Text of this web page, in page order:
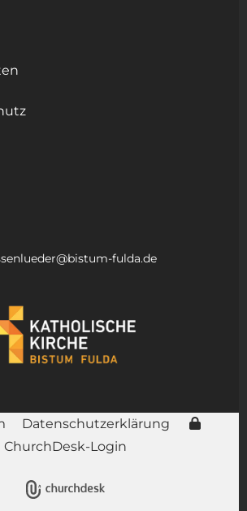
fulda.de
Datenschutzerklärung
ChurchDesk-Login